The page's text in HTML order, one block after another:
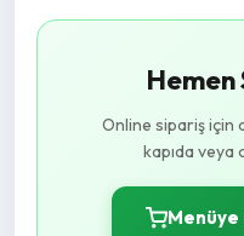
Online sipariş için
kapıda veya